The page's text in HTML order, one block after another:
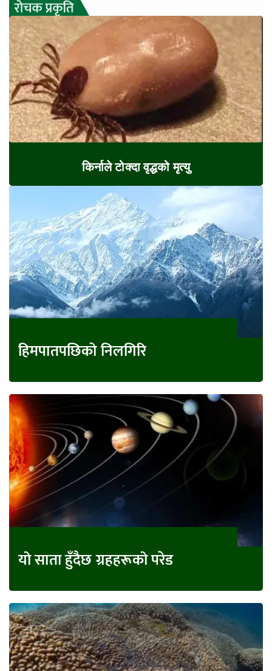
किर्नाले टोक्दा वृद्धको मृत्यु
हिमपातपछिको निलगिरि
यो साता हुँदैछ ग्रहहरूको परेड